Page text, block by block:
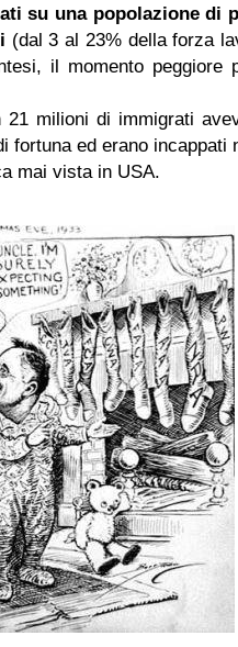
su una popolazione di
(dal 3 al 23% della forza
il momento peggiore
21 milioni di immigrati
fortuna ed erano incappati
mai vista in USA.